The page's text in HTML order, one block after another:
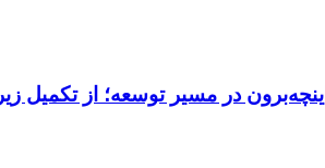
اینچه‌برون در مسیر توسعه؛ از تکمیل